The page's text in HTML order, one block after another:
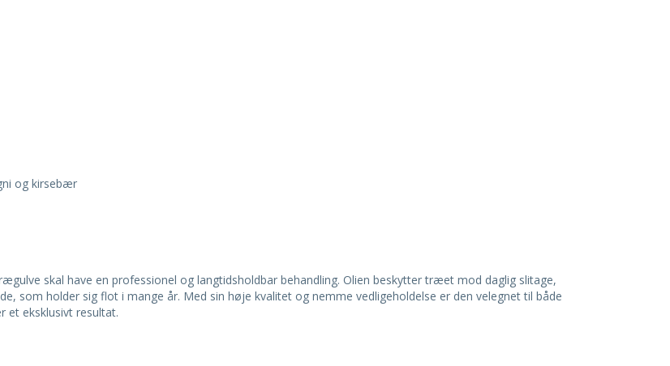
og kirsebær
skal have en professionel og langtidsholdbar behandling. Olien beskytter træet mod daglig slitage,
som holder sig flot i mange år. Med sin høje kvalitet og nemme vedligeholdelse er den velegnet til både
et eksklusivt resultat.